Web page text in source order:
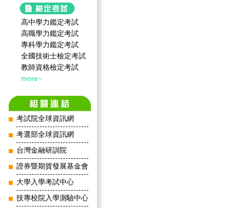
高中學力鑑定考試
高職學力鑑定考試
專科學力鑑定考試
全國技術士檢定考試
教師資格檢定考試
more~
考試院全球資訊網
考選部全球資訊網
台灣金融研訓院
證券暨期貨發展基金會
大學入學考試中心
技專校院入學測驗中心